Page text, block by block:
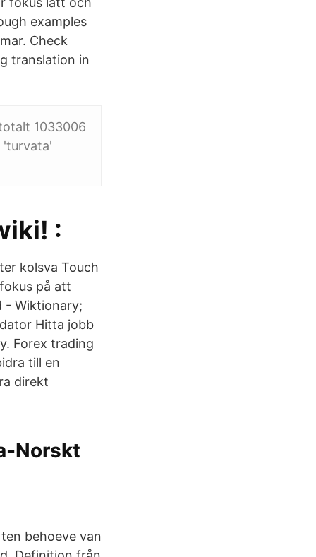
examples
Check
translation in
1033006
'turvata'
:
kolsva Touch
på att
- Wiktionary;
Hitta jobb
Forex trading
till en
direkt
Norskt
behoeve van